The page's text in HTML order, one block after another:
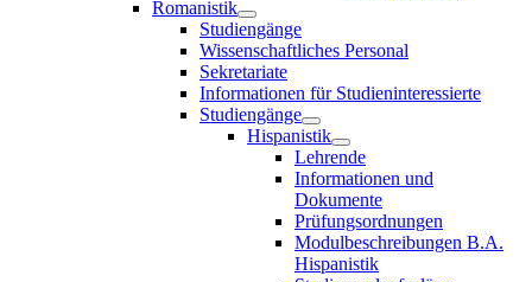
Romanistik
Studiengänge
Wissenschaftliches Personal
Sekretariate
Informationen für Studieninteressierte
Studiengänge
Hispanistik
Lehrende
Informationen und
Dokumente
Prüfungsordnungen
Modulbeschreibungen B.A.
Hispanistik